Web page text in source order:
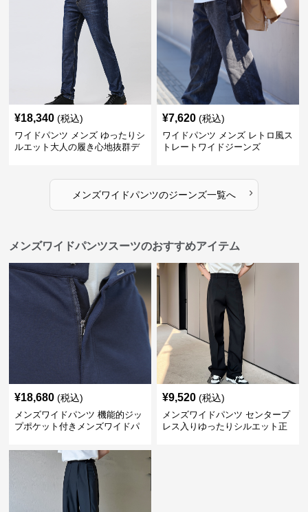
¥18,340 (税込)
ワイドパンツ メンズ ゆったりシ
ルエット大人の履き心地抜群デ
¥7,620 (税込)
ワイドパンツ メンズ レトロ風ス
トレートワイドジーンズ
メンズワイドパンツのジーンズ一覧へ ›
メンズワイドパンツスーツのおすすめアイテム
¥18,680 (税込)
メンズワイドパンツ 機能的ジッ
プポケット付きメンズワイドパ
¥9,520 (税込)
メンズワイドパンツ センタープ
レス入りゆったりシルエット正